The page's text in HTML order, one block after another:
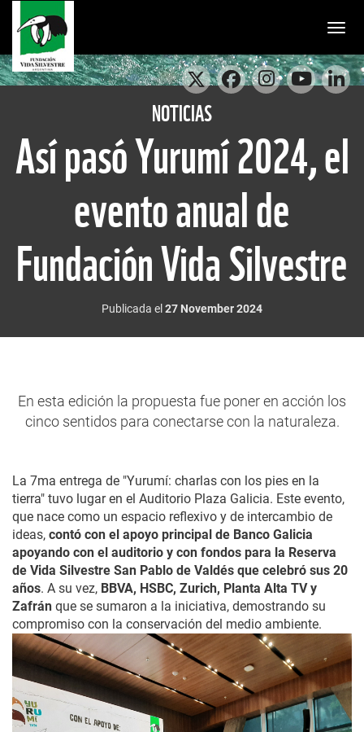
NOTICIAS
Así pasó Yurumí 2024, el
evento anual de
Fundación Vida Silvestre
Publicada el 27 November 2024
En esta edición la propuesta fue poner en acción los
cinco sentidos para conectarse con la naturaleza.
La 7ma entrega de "Yurumí: charlas con los pies en la
tierra" tuvo lugar en el Auditorio Plaza Galicia. Este evento,
que nace como un espacio reflexivo y de intercambio de
ideas, contó con el apoyo principal de Banco Galicia
apoyando con el auditorio y con fondos para la Reserva
de Vida Silvestre San Pablo de Valdés que celebró sus 20
años. A su vez, BBVA, HSBC, Zurich, Planta Alta TV y
Zafrán que se sumaron a la iniciativa, demostrando su
compromiso con la conservación del medio ambiente.